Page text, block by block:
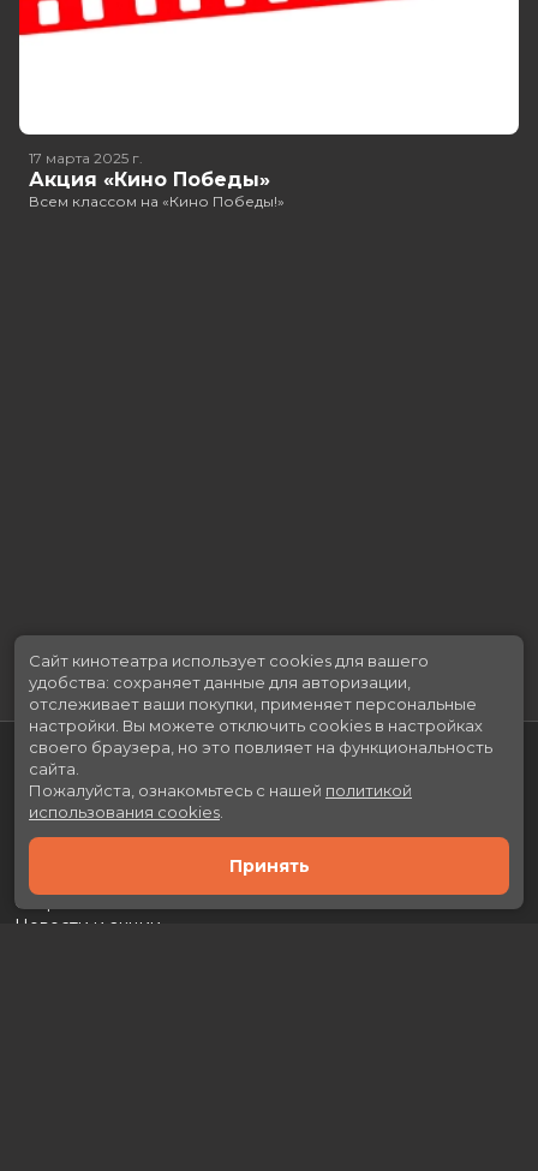
17 марта 2025 г.
Акция «Кино Победы»
Всем классом на «Кино Победы!»
Скоро в кино
Новости и акции
Сайт кинотеатра использует cookies для вашего
удобства: сохраняет данные для авторизации,
отслеживает ваши покупки, применяет персональные
настройки. Вы можете отключить cookies в настройках
своего браузера, но это повлияет на функциональность
сайта.
Пожалуйста, ознакомьтесь с нашей политикой
использования cookies
Принять